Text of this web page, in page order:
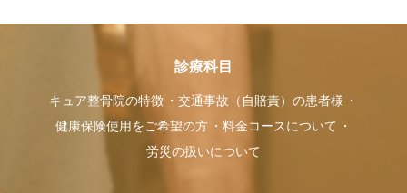
診療科目
キュア整骨院の特徴
交通事故（自賠責）の患者様
健康保険使用をご希望の方
料金コースについて
労災の扱いについて